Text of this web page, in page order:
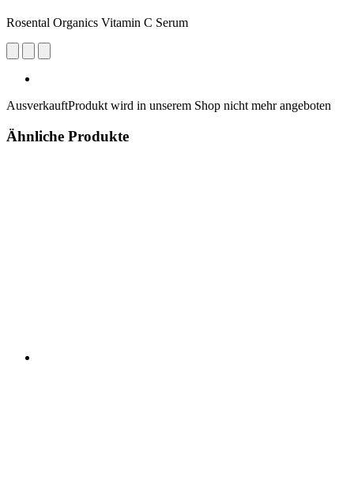
Rosental Organics Vitamin C Serum
AusverkauftProdukt wird in unserem Shop nicht mehr angeboten
Ähnliche Produkte